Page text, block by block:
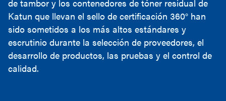
de tambor y los contenedores de tóner residual de
Katun que llevan el sello de certificación 360° han
sido sometidos a los más altos estándares y
escrutinio durante la selección de proveedores, el
desarrollo de productos, las pruebas y el control de
calidad.